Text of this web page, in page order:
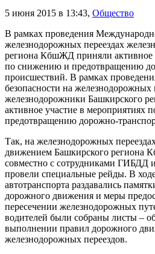
5 июня 2015 в 13:43, Общество
В рамках проведения
железнодорожных переездах
региона КбшЖД приняли активное
по снижению и предотвращению
происшествий. В рамках
безопасности на железнодорожных
железнодорожники Башкирского
активное участие в мероприятиях
предотвращению дорожно-
Так, на железнодорожных
движением Башкирского региона
совместно с сотрудниками ГИБДД
провели специальные рейды. В
автотранспорта раздавались
дорожного движения и меры
пересечении железнодорожных
водителей были собраны листы –
выполнении правил дорожного
железнодорожных переездов.